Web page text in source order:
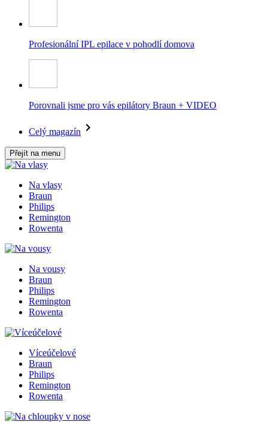
Profesionální IPL epilace v pohodlí domova
Porovnali jsme pro vás epilátory Braun + VIDEO
Celý magazín
Přejít na menu
Na vlasy
Braun
Philips
Remington
Rowenta
Na vousy
Braun
Philips
Remington
Rowenta
Víceúčelové
Braun
Philips
Remington
Rowenta